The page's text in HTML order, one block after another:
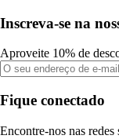
Inscreva-se na
Aproveite 10% de
Fique conectado
Encontre-nos nas redes